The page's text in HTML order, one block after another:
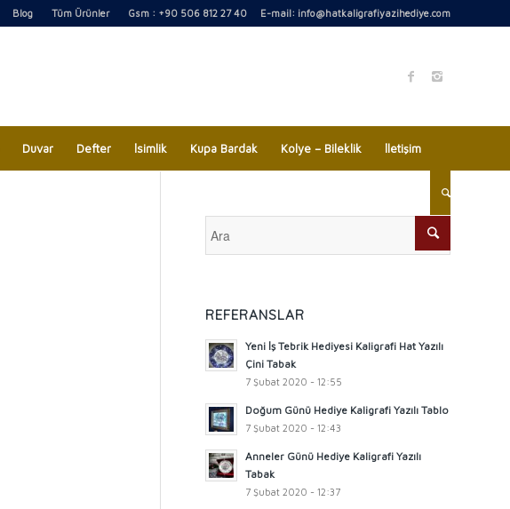
Blog Tüm ÜrünlerGsm : +90 506 812 27 40 E-mail: info@hatkaligrafiyazihediye.com
Duvar Defter İsimlik Kupa Bardak Kolye – Bileklik İletişim
REFERANSLAR
Yeni İş Tebrik Hediyesi Kaligrafi Hat Yazılı
Çini Tabak
7 Şubat 2020 - 12:55
Doğum Günü Hediye Kaligrafi Yazılı Tablo
7 Şubat 2020 - 12:43
Anneler Günü Hediye Kaligrafi Yazılı
Tabak
7 Şubat 2020 - 12:37